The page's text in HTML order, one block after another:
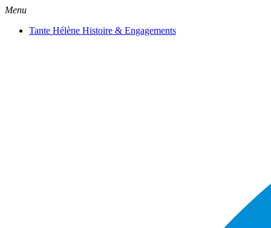
Menu
Tante Hélène Histoire & Engagements